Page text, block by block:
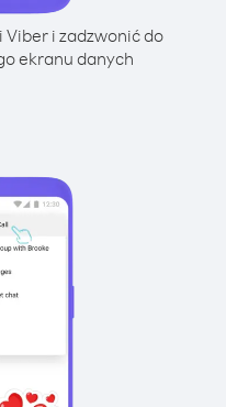
i zadzwonić do
ekranu danych